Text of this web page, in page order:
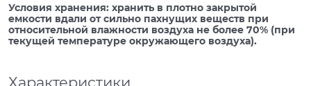
Условия хранения: хранить в плотно закрытой
емкости вдали от сильно пахнущих веществ при
относительной влажности воздуха не более 70% (при
текущей температуре окружающего воздуха).
Характеристики